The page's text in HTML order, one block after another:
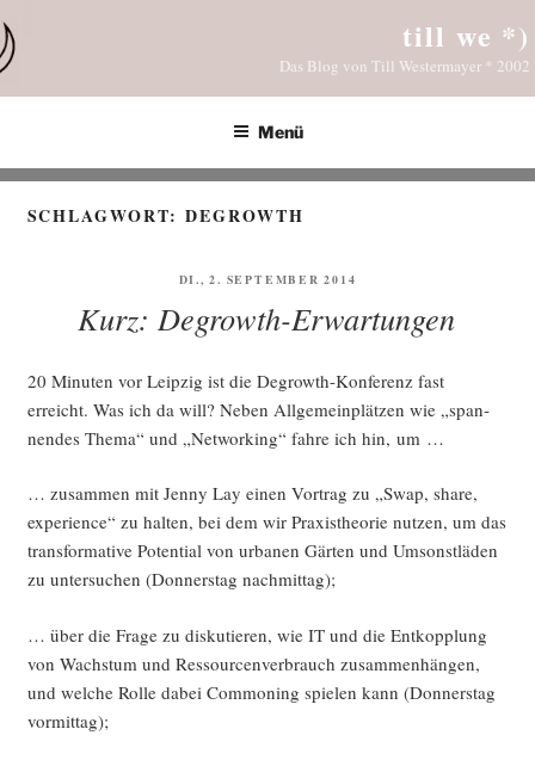
Inhalt
springen
till we *)
Das Blog von Till Westermayer * 2002
Menü
SCHLAGWORT:DEGROWTH
VERÖFFENTLICHT
DI., 2. SEPTEMBER 2014
Kurz: Degrowth-Erwartungen
20 Minu­ten vor Leip­zig ist die Degrowth-Kon­fe­renz fast
erreicht. Was ich da will? Neben All­ge­mein­plät­zen wie „span­
nen­des The­ma“ und „Net­wor­king“ fah­re ich hin, um …
… zusam­men mit Jen­ny Lay einen Vor­trag zu „Swap, share,
expe­ri­ence“ zu hal­ten, bei dem wir Pra­xis­theo­rie nut­zen, um das
trans­for­ma­ti­ve Poten­ti­al von urba­nen Gär­ten und Umsonst­lä­den
zu unter­su­chen (Don­ners­tag nachmittag);
… über die Fra­ge zu dis­ku­tie­ren, wie IT und die Ent­kopp­lung
von Wachs­tum und Res­sour­cen­ver­brauch zusam­men­hän­gen,
und wel­che Rol­le dabei Com­mo­ning spie­len kann (Don­ners­tag
vormittag);